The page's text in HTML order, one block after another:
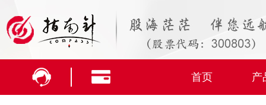
首页 产